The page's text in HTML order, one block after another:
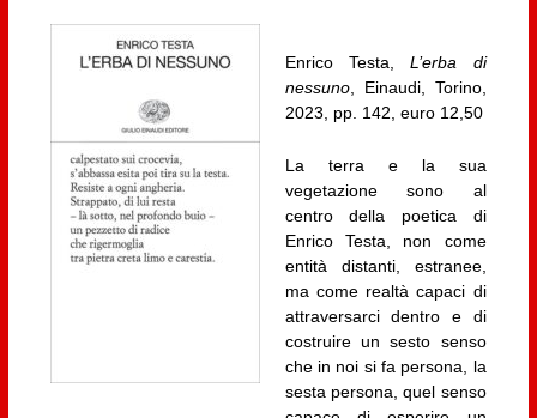
Enrico Testa,L’erba di
nessuno, Einaudi, Torino,
2023, pp. 142, euro 12,50
La terra e la sua
vegetazione sono al
centro della poetica di
Enrico Testa, non come
entità distanti, estranee,
ma come realtà capaci di
attraversarci dentro e di
costruire un sesto senso
che in noi si fa persona, la
sesta persona, quel senso